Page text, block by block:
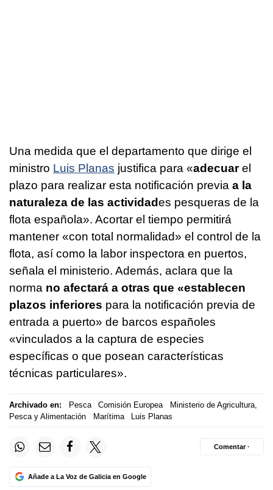
Una medida que el departamento que dirige el
ministro Luis Planas justifica para «adecuarel
plazo para realizar esta notificación previa a la
naturaleza de las actividades pesqueras de la
flota española». Acortar el tiempo permitirá
mantener «con total normalidad» el control de la
flota, así como la labor inspectora en puertos,
señala el ministerio. Además, aclara que la
norma no afectará a otras que «establecen
plazos inferiores para la notificación previa de
entrada a puerto» de barcos españoles
«vinculados a la captura de especies
específicas o que posean características
técnicas particulares».
Archivado en: Pesca Comisión Europea
Ministerio de Agricultura,
Pesca y Alimentación
Marítima Luis Planas
Añade a La Voz de Galicia en Google
Comentar ·